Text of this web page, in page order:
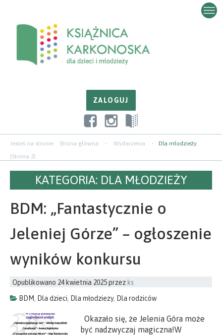
zawartości
nawigacji
paska
Jesteś na stronie: Strona główna Wydarzenia
Dla młodzieży
(Strona 2)
KATEGORIA: DLA MŁODZIEŻY
BDM: „Fantastycznie o
Jeleniej Górze” – ogłoszenie
wyników konkursu
Opublikowano 24 kwietnia 2025przez ks
BDM, Dla dzieci, Dla młodzieży, Dla rodziców
Okazało się, że Jelenia Góra może
być nadzwyczaj magiczna!W